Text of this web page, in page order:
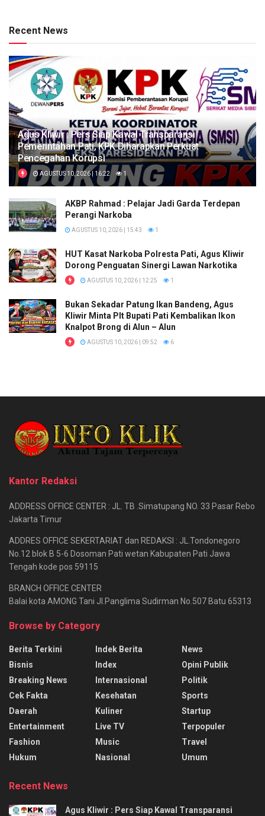
Recent News
Agus Kliwir : Pers Siap Kawal Transparansi
Pemerintahan Pati, KPK Diharapkan Perkuat
Pencegahan Korupsi
AGUSTUS 10, 2026 | 16:22 1
AKBP Rahmad : Pelajar Jadi Garda Terdepan
Perangi Narkoba
AGUSTUS 10, 2026 | 15:43 1
HUT Kasat Narkoba Polresta Pati, Agus Kliwir
Dorong Penguatan Sinergi Lawan Narkotika
AGUSTUS 10, 2026 | 12:25 1
Bukan Sekadar Patung Ikan Bandeng, Agus
Kliwir Minta Plt Bupati Pati Kembalikan Ikon
Knalpot Brong di Alun – Alun
AGUSTUS 10, 2026 | 09:52 6
Kantor Redaksi
ADDRESS OFFICE CENTER : JL. TB .Simatupang NO. 33 Pasar Rebo
Jakarta Timur
ADDRES OFFICE SEKERTARIAT dan REDAKSI : JL.Tondonegoro
No.12 blok B 5-6 Dosoman Pati wetan Kabupaten Pati Jawa
Tengah kode pos 59115
BRANCH OFFICE CENTER
Balai kota AMONG Tani Jl.Panglima Sudirman No.507 Batu 65313
Browse by Category
Berita Terkini
Bisnis
Breaking News
Cek Fakta
Daerah
Entertainment
Fashion
Hukum
Indek Berita
Index
Internasional
Kesehatan
Kuliner
Live TV
Music
Nasional
News
Opini Publik
Politik
Sports
Startup
Terpopuler
Travel
Umum
Recent News
Agus Kliwir : Pers Siap Kawal Transparansi